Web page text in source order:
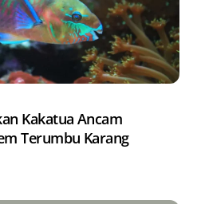
Kakatua Ancam
Terumbu Karang